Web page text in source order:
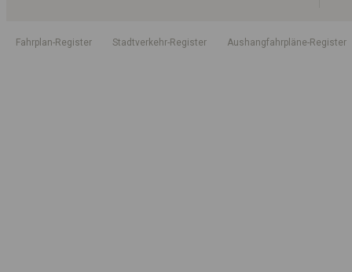
Fahrplan-Register Stadtverkehr-Register Aushangfahrpläne-Register